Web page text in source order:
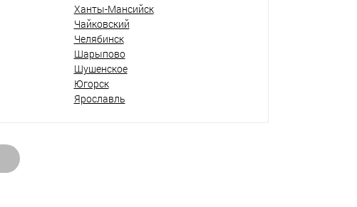
Ханты-Мансийск
Чайковский
Челябинск
Шарыпово
Шушенское
Югорск
Ярославль